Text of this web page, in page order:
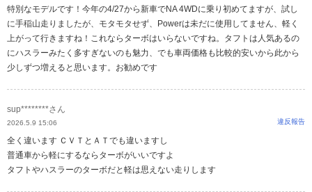
特別なモデルです！今年の4/27から新車でNA 4WDに乗り初めてますが、試し
に手稲山走りましたが、モタモタせず、Powerは未だに使用してません、軽く
上がって行きますね！これならターボはいらないですね。タフトは人気あるの
にハスラーみたく多すぎないのも魅力、でも車両価格も比較的安いから此から
少しずつ増えると思います。お勧めです
sup********さん
2026.5.9 15:06 違反報告
全く違います ＣＶＴとＡＴでも違いますし
普通車から軽にするならターボがいいですよ
タフトやハスラーのターボだと軽は思えない走りします